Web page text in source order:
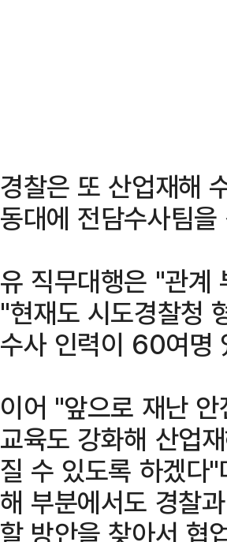
경찰은 또 산업재해
동대에 전담수사팀
유 직무대행은 "관계
"현재도 시도경찰청
수사 인력이 60여명
이어 "앞으로 재난
교육도 강화해 산업
질 수 있도록 하겠다
해 부분에서도 경찰
할 방안을 찾아서 협